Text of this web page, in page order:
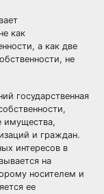
как
а как две
не
государственная
имущества,
и граждан.
интересов в
на
носителем и
ее